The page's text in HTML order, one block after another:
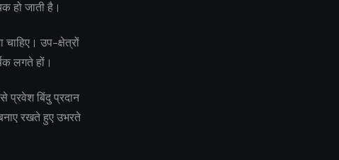
हो जाती है।
उप-क्षेत्रों
लगते हों।
प्रवेश बिंदु प्रदान
रखते हुए उभरते